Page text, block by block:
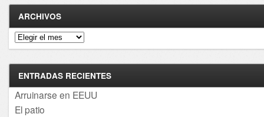
ARCHIVOS
Archivos
ENTRADAS RECIENTES
Arruinarse en EEUU
El patio